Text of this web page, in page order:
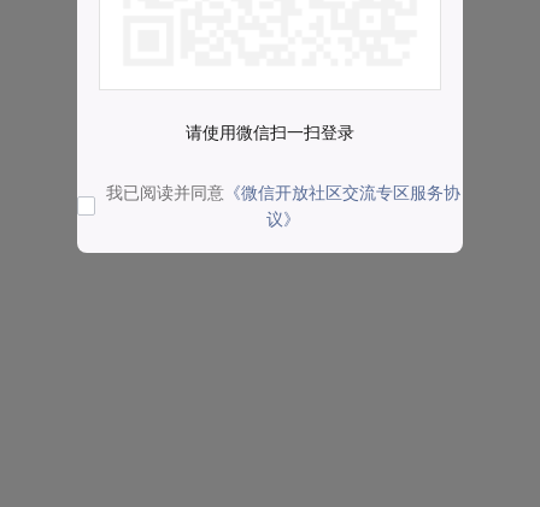
请使用微信扫一扫登录
我已阅读并同意 《微信开放社区交流专区服务协
议》